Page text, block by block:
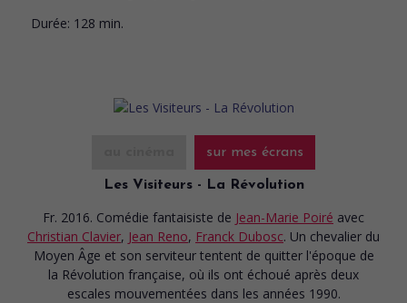
Durée: 128 min.
sur mes écrans
Les Visiteurs - La Révolution
Fr. 2016. Comédie fantaisiste de Jean-Marie Poiré avec
Christian Clavier, Jean Reno, Franck Dubosc. Un chevalier du
Moyen Âge et son serviteur tentent de quitter l'époque de
la Révolution française, où ils ont échoué après deux
escales mouvementées dans les années 1990.